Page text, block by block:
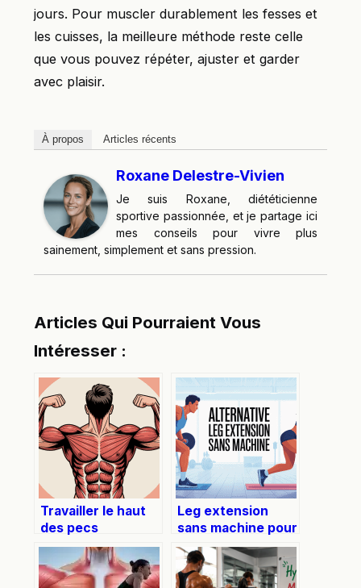
jours. Pour muscler durablement les fesses et
les cuisses, la meilleure méthode reste celle
que vous pouvez répéter, ajuster et garder
avec plaisir.
À propos Articles récents
Roxane Delestre-Vivien
Je suis Roxane, diététicienne
sportive passionnée, et je partage ici
mes conseils pour vivre plus
sainement, simplement et sans pression.
Articles Qui Pourraient Vous
Intéresser :
Travailler le haut
des pecs
efficacement :
exercices, erreurs
et programme
Leg extension
sans machine pour
muscler ses
quadriceps
efficacement